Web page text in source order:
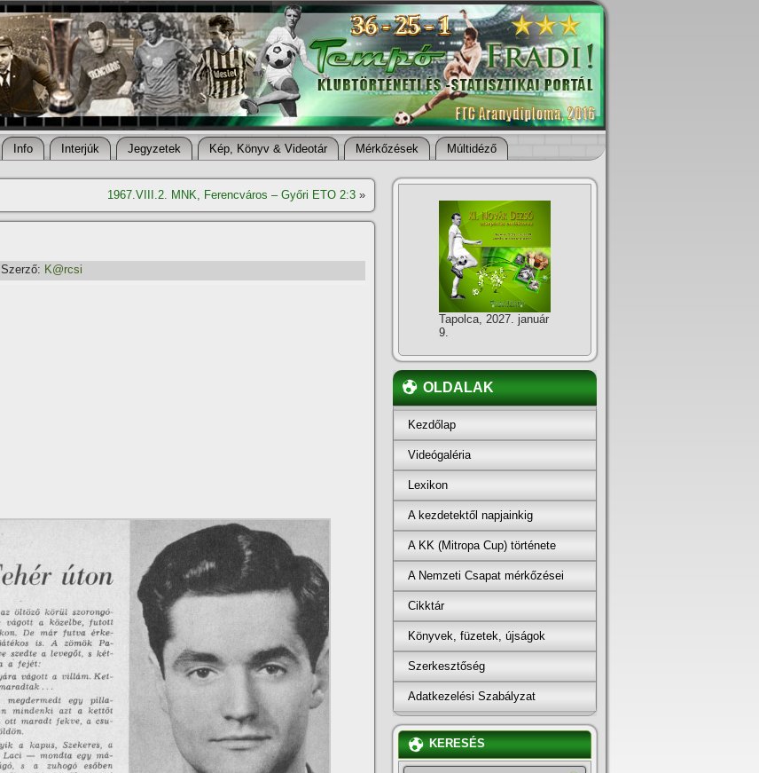
Info Interjúk Jegyzetek Kép, Könyv & Videotár Mérkőzések Múltidéző
1967.VIII.2. MNK, Ferencváros – Győri ETO 2:3 »
Szerző: K@rcsi
Tapolca, 2027. január
9.
OLDALAK
Kezdőlap
Videógaléria
Lexikon
A kezdetektől napjainkig
A KK (Mitropa Cup) története
A Nemzeti Csapat mérkőzései
Cikktár
Könyvek, füzetek, újságok
Szerkesztőség
Adatkezelési Szabályzat
KERESÉS